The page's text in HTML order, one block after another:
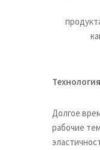
Долгое
рабочие